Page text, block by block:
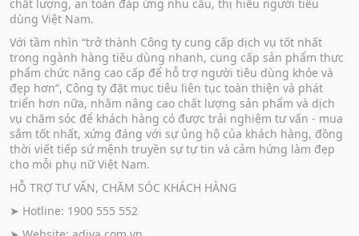
chất lượng, an toàn đáp ứng nhu cầu, thị hiếu người tiêu
dùng Việt Nam.
Với tầm nhìn “trở thành Công ty cung cấp dịch vụ tốt nhất
trong ngành hàng tiêu dùng nhanh, cung cấp sản phẩm thực
phẩm chức năng cao cấp để hỗ trợ người tiêu dùng khỏe và
đẹp hơn”, Công ty đặt mục tiêu liên tục toàn thiện và phát
triển hơn nữa, nhằm nâng cao chất lượng sản phẩm và dịch
vụ chăm sóc để khách hàng có được trải nghiệm tư vấn - mua
sắm tốt nhất, xứng đáng với sự ủng hộ của khách hàng, đồng
thời viết tiếp sứ mệnh truyền sự tự tin và cảm hứng làm đẹp
cho mỗi phụ nữ Việt Nam.
HỖ TRỢ TƯ VẤN, CHĂM SÓC KHÁCH HÀNG
➤ Hotline: 1900 555 552